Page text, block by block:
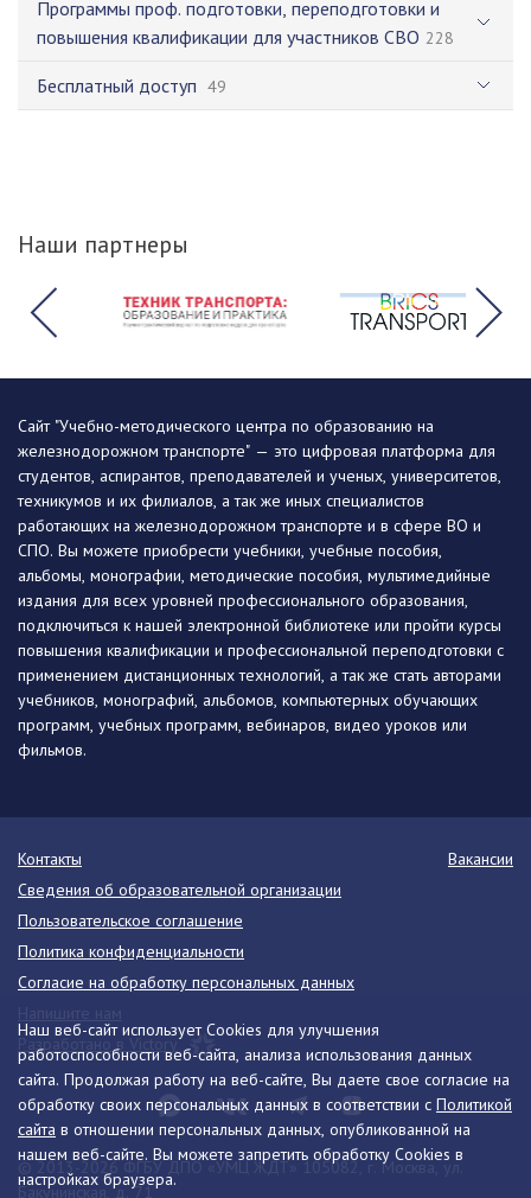
Программы проф. подготовки, переподготовки и
повышения квалификации для участников СВО 228
Бесплатный доступ 49
Наши партнеры
Наш веб-сайт использует Cookies для улучшения
работоспособности веб-сайта, анализа использования данных
сайта. Продолжая работу на веб-сайте, Вы даете свое согласие на
обработку своих персональных данных в соответствии с Политикой
сайта в отношении персональных данных, опубликованной на
нашем веб-сайте. Вы можете запретить обработку Cookies в
настройках браузера.
Сайт "Учебно-методического центра по образованию на
железнодорожном транспорте" — это цифровая платформа для
студентов, аспирантов, преподавателей и ученых, университетов,
техникумов и их филиалов, а так же иных специалистов
работающих на железнодорожном транспорте и в сфере ВО и
СПО. Вы можете приобрести учебники, учебные пособия,
альбомы, монографии, методические пособия, мультимедийные
издания для всех уровней профессионального образования,
подключиться к нашей электронной библиотеке или пройти курсы
повышения квалификации и профессиональной переподготовки с
применением дистанционных технологий, а так же стать авторами
учебников, монографий, альбомов, компьютерных обучающих
программ, учебных программ, вебинаров, видео уроков или
фильмов.
© 2013-2026 ФГБУ ДПО «УМЦ ЖДТ» 105082, г. Москва, ул.
Бакунинская, д. 71
Контакты
Вакансии
Сведения об образовательной организации
Пользовательское соглашение
Политика конфиденциальности
Согласие на обработку персональных данных
Разработано в Victory